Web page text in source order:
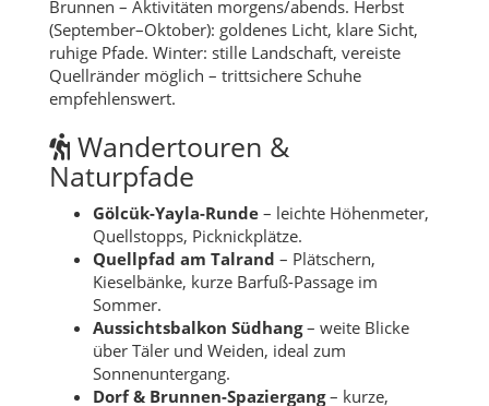
Brunnen – Aktivitäten morgens/abends. Herbst
(September–Oktober): goldenes Licht, klare Sicht,
ruhige Pfade. Winter: stille Landschaft, vereiste
Quellränder möglich – trittsichere Schuhe
empfehlenswert.
Wandertouren &
Naturpfade
Gölcük-Yayla-Runde – leichte Höhenmeter,
Quellstopps, Picknickplätze.
Quellpfad am Talrand – Plätschern,
Kieselbänke, kurze Barfuß-Passage im
Sommer.
Aussichtsbalkon Südhang– weite Blicke
über Täler und Weiden, ideal zum
Sonnenuntergang.
Dorf & Brunnen-Spaziergang– kurze,